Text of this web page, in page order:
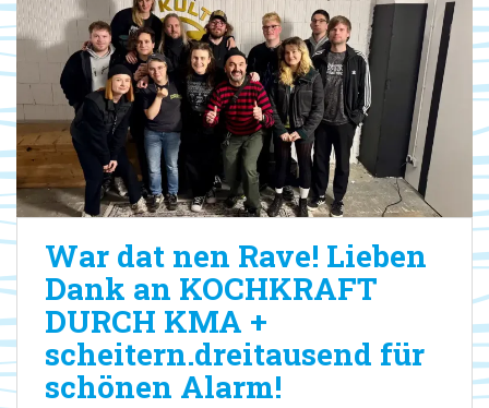
War dat nen Rave! Lieben
Dank an KOCHKRAFT
DURCH KMA +
scheitern.dreitausend für
schönen Alarm!